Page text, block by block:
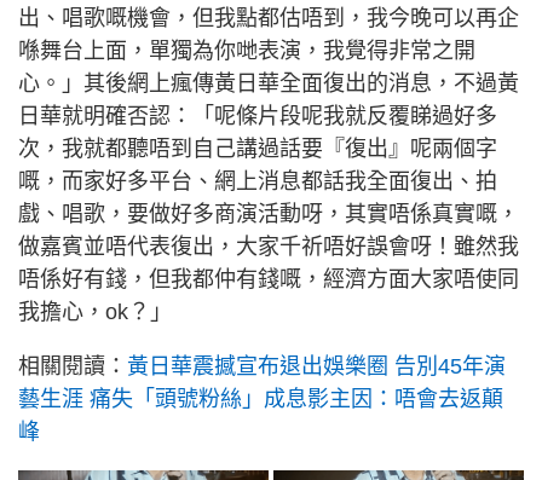
出、唱歌嘅機會，但我點都估唔到，我今晚可以再企
喺舞台上面，單獨為你哋表演，我覺得非常之開
心。」其後網上瘋傳黃日華全面復出的消息，不過黃
日華就明確否認：「呢條片段呢我就反覆睇過好多
次，我就都聽唔到自己講過話要『復出』呢兩個字
嘅，而家好多平台、網上消息都話我全面復出、拍
戲、唱歌，要做好多商演活動呀，其實唔係真實嘅，
做嘉賓並唔代表復出，大家千祈唔好誤會呀！雖然我
唔係好有錢，但我都仲有錢嘅，經濟方面大家唔使同
我擔心，ok？」
相關閱讀： 黃日華震撼宣布退出娛樂圈 告別45年演
藝生涯 痛失「頭號粉絲」成息影主因：唔會去返顛
峰